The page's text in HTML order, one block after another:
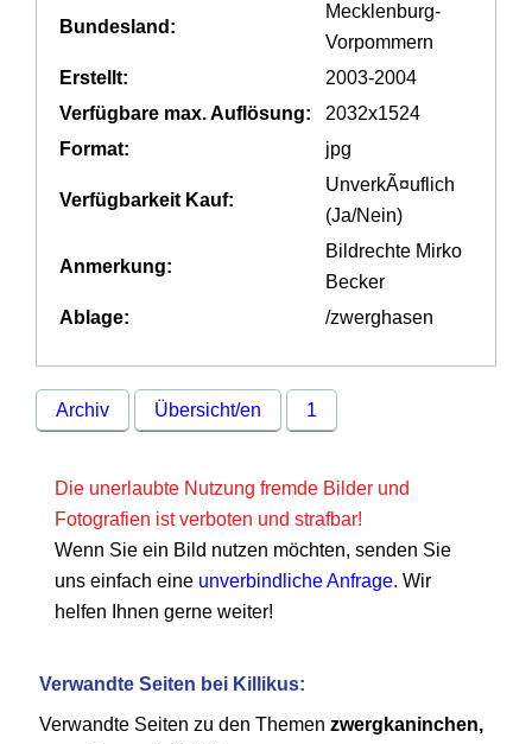
Bundesland:
Mecklenburg-
Vorpommern
Erstellt:
2003-2004
Verfügbare max. Auflösung:
2032x1524
Format:
jpg
Verfügbarkeit Kauf:
UnverkÃ¤uflich
(Ja/Nein)
Anmerkung:
Bildrechte Mirko
Becker
Ablage:
/zwerghasen
Archiv Übersicht/en 1
Die unerlaubte Nutzung fremde Bilder und
Fotografien ist verboten und strafbar!
Wenn Sie ein Bild nutzen möchten, senden Sie
uns einfach eine unverbindliche Anfrage. Wir
helfen Ihnen gerne weiter!
Verwandte Seiten bei Killikus:
Verwandte Seiten zu den Themenzwergkaninchen,